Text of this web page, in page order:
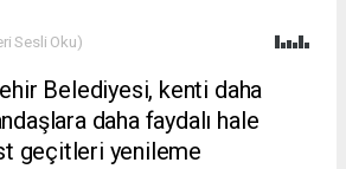
Sesli Oku)
Belediyesi, kenti daha
daha faydalı hale
geçitleri yenileme